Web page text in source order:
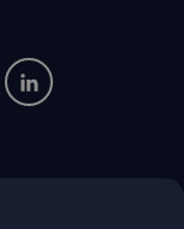
sur Twitter
nous sur
: rejoignez-nous
fenêtre :
Nouvelle fenêtre :